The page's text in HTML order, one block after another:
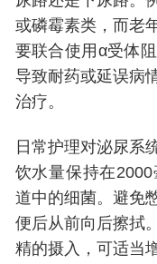
或磷霉素类，而老
要联合使用α受体
导致耐药或延误病
治疗。
日常护理对泌尿系
饮水量保持在
道中的细菌。避免
便后从前向后擦拭
精的摄入，可适当